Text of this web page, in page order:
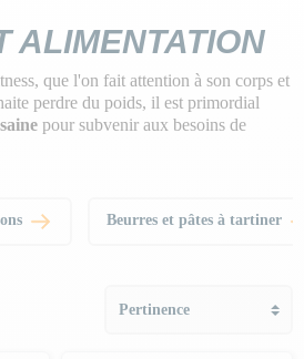
ALIMENTATION
que l'on fait attention à son corps et
perdre du poids, il est primordial
pour subvenir aux besoins de
Beurres et pâtes à tartiner